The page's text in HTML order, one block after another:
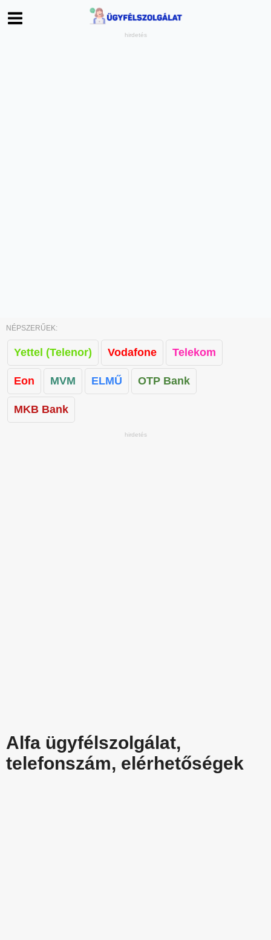
NÉPSZERŰEK:
Yettel (Telenor) Vodafone Telekom
Eon MVM ELMŰ OTP Bank
MKB Bank
Alfa ügyfélszolgálat,
telefonszám, elérhetőségek